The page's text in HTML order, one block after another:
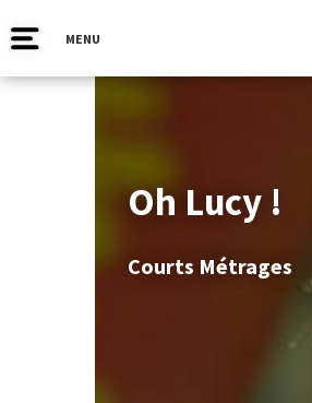
MENU
Oh Lucy !
Courts Métrages